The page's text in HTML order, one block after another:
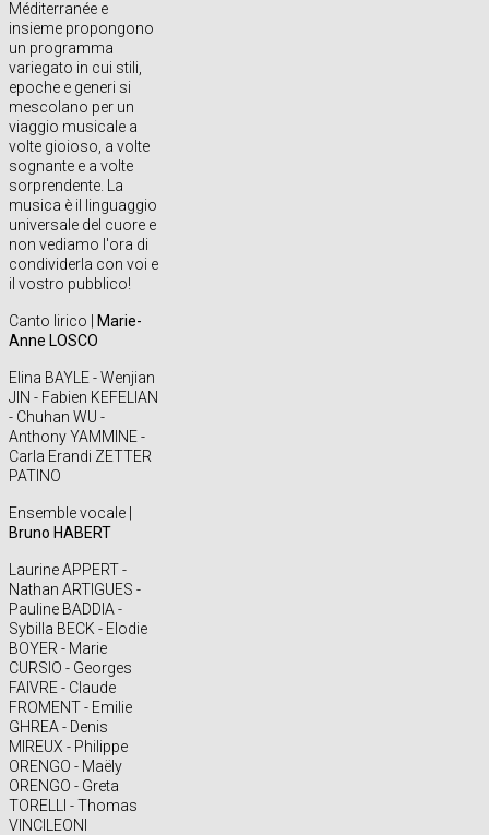
Méditerranée e
insieme propongono
un programma
variegato in cui stili,
epoche e generi si
mescolano per un
viaggio musicale a
volte gioioso, a volte
sognante e a volte
sorprendente. La
musica è il linguaggio
universale del cuore e
non vediamo l'ora di
condividerla con voi e
il vostro pubblico!
Canto lirico |
Marie-
Anne LOSCO
Elina BAYLE - Wenjian
JIN - Fabien KEFELIAN
- Chuhan WU -
Anthony YAMMINE -
Carla Erandi ZETTER
PATINO
Ensemble vocale |
Bruno HABERT
Laurine APPERT -
Nathan ARTIGUES -
Pauline BADDIA -
Sybilla BECK - Elodie
BOYER - Marie
CURSIO - Georges
FAIVRE - Claude
FROMENT - Emilie
GHREA - Denis
MIREUX - Philippe
ORENGO - Maëly
ORENGO - Greta
TORELLI - Thomas
VINCILEONI